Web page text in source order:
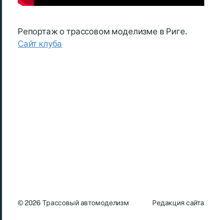
Репортаж о трассовом моделизме в Риге.
Сайт клуба
© 2026Трассовый автомоделизм Редакция сайта